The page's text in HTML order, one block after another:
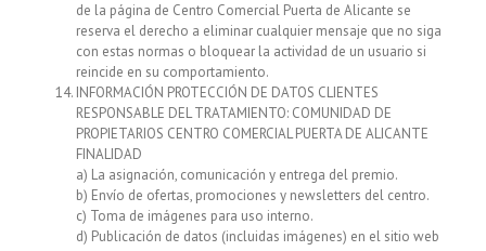
de la página de Centro Comercial Puerta de Alicante se
reserva el derecho a eliminar cualquier mensaje que no siga
con estas normas o bloquear la actividad de un usuario si
reincide en su comportamiento.
INFORMACIÓN PROTECCIÓN DE DATOS CLIENTES
RESPONSABLE DEL TRATAMIENTO: COMUNIDAD DE
PROPIETARIOS CENTRO COMERCIAL PUERTA DE ALICANTE
FINALIDAD
a) La asignación, comunicación y entrega del premio.
b) Envío de ofertas, promociones y newsletters del centro.
c) Toma de imágenes para uso interno.
d) Publicación de datos (incluidas imágenes) en el sitio web